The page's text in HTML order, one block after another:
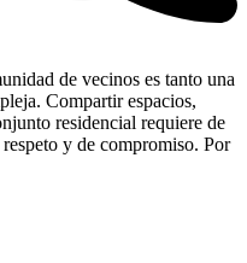
de vecinos es tanto una
Compartir espacios,
residencial requiere de
y de compromiso. Por